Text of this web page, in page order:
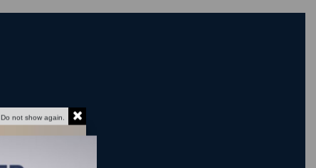
Do not show again.